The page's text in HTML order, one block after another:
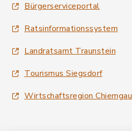
Bürgerserviceportal
Ratsinformationssystem
Landratsamt Traunstein
Tourismus Siegsdorf
Wirtschaftsregion Chiemgau